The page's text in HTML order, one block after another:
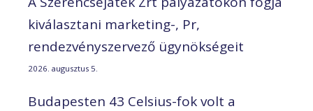
kiválasztani marketing-, Pr,
rendezvényszervező ügynökségeit
2026. augusztus 5.
Budapesten 43 Celsius-fok volt a